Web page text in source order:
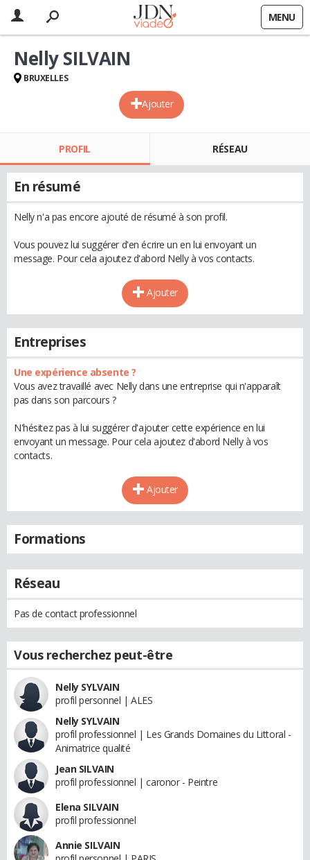
MENU
Ajouter
Nelly SILVAIN
BRUXELLES
PROFIL RÉSEAU
En résumé
Nelly n'a pas encore ajouté de résumé à son profil.
Vous pouvez lui suggérer d'en écrire un en lui envoyant un
message. Pour cela ajoutez d'abord Nelly à vos contacts.
Ajouter
Entreprises
Une expérience absente ?
Vous avez travaillé avec Nelly dans une entreprise qui n'apparaît
pas dans son parcours ?
N'hésitez pas à lui suggérer d'ajouter cette expérience en lui
envoyant un message. Pour cela ajoutez d'abord Nelly à vos
contacts.
Ajouter
Formations
Réseau
Pas de contact professionnel
Vous recherchez peut-être
Nelly SYLVAIN
profil personnel | ALES
Nelly SYLVAIN
profil professionnel | Les Grands Domaines du Littoral -
Animatrice qualité
Jean SILVAIN
profil professionnel | caronor - Peintre
Elena SILVAIN
profil professionnel
Annie SILVAIN